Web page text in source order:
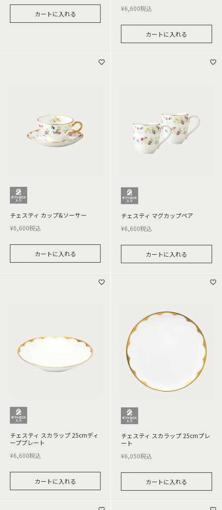
カートに入れる
¥6,600税込
カートに入れる
チェスティ カップ&ソーサー
¥6,600税込
カートに入れる
チェスティ マグカップペア
¥6,600税込
カートに入れる
チェスティ スカラップ 25cmディ
ーププレート
¥6,600税込
カートに入れる
チェスティ スカラップ 25cmプレ
ート
¥6,050税込
カートに入れる